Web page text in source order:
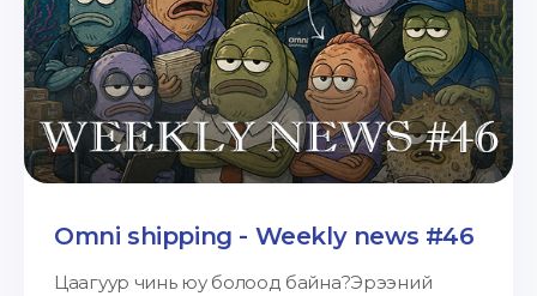
Omni shipping - Weekly news #46
Цаагуур чинь юу болоод байна?Эрээний